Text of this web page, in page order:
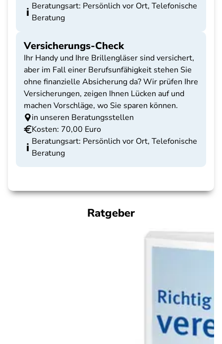
Beratungsart: Persönlich vor Ort, Telefonische
Beratung
Versicherungs-Check
Ihr Handy und Ihre Brillengläser sind versichert,
aber im Fall einer Berufsunfähigkeit stehen Sie
ohne finanzielle Absicherung da? Wir prüfen Ihre
Versicherungen, zeigen Ihnen Lücken auf und
machen Vorschläge, wo Sie sparen können.
in unseren Beratungsstellen
Kosten: 70,00 Euro
Beratungsart: Persönlich vor Ort, Telefonische
Beratung
Ratgeber